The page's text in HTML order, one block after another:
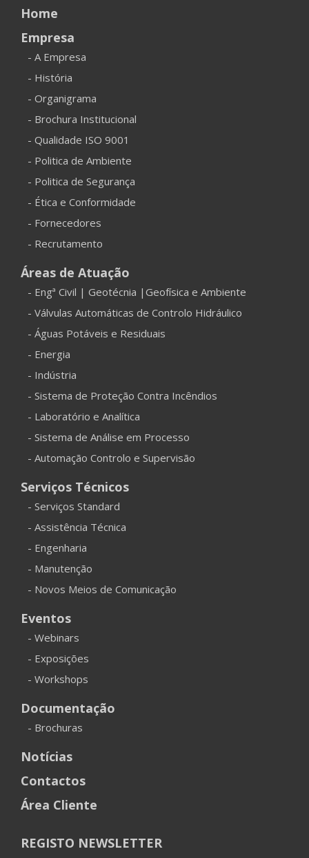
Home
Empresa
- A Empresa
- História
- Organigrama
- Brochura Institucional
- Qualidade ISO 9001
- Politica de Ambiente
- Politica de Segurança
- Ética e Conformidade
- Fornecedores
- Recrutamento
Áreas de Atuação
- Engª Civil | Geotécnia |Geofísica e Ambiente
- Válvulas Automáticas de Controlo Hidráulico
- Águas Potáveis e Residuais
- Energia
- Indústria
- Sistema de Proteção Contra Incêndios
- Laboratório e Analítica
- Sistema de Análise em Processo
- Automação Controlo e Supervisão
Serviços Técnicos
- Serviços Standard
- Assistência Técnica
- Engenharia
- Manutenção
- Novos Meios de Comunicação
Eventos
- Webinars
- Exposições
- Workshops
Documentação
- Brochuras
Notícias
Contactos
Área Cliente
REGISTO NEWSLETTER